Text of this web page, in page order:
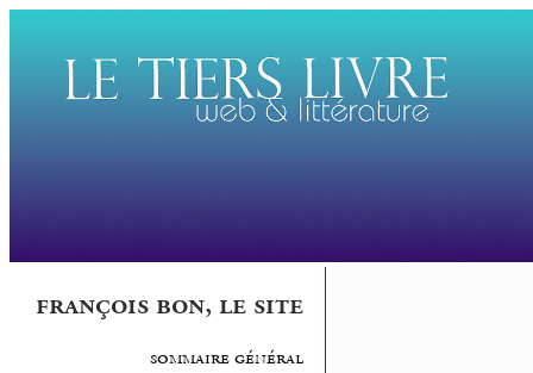
françois bon, le site
sommaire général